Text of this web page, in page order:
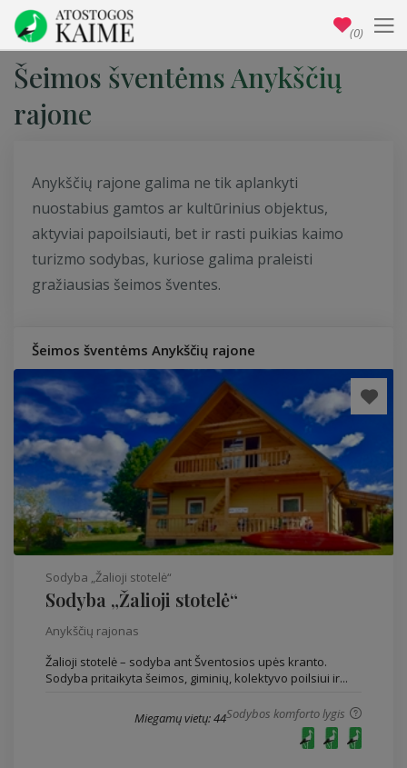
Šeimos šventėms Anykščių
rajone
Anykščių rajone galima ne tik aplankyti
nuostabius gamtos ar kultūrinius objektus,
aktyviai papoilsiauti, bet ir rasti puikias kaimo
turizmo sodybas, kuriose galima praleisti
gražiausias šeimos šventes.
Šeimos šventėms Anykščių rajone
Sodyba „Žalioji stotelė“
Sodyba „Žalioji stotelė“
Anykščių rajonas
Žalioji stotelė – sodyba ant Šventosios upės kranto.
Sodyba pritaikyta šeimos, giminių, kolektyvo poilsiui ir...
Sodybos komforto lygis
Miegamų vietų: 44
(0)